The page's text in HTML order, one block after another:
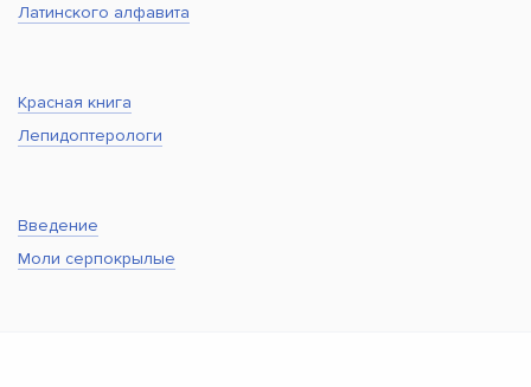
Латинского алфавита
Красная книга
Лепидоптерологи
Введение
Моли серпокрылые